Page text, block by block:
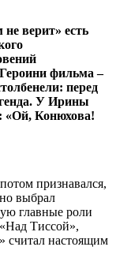
верит» есть
фильма –
перед
У Ирины
«Ой, Конюхова!
признавался,
выбрал
главные роли
Тиссой»,
считал настоящим